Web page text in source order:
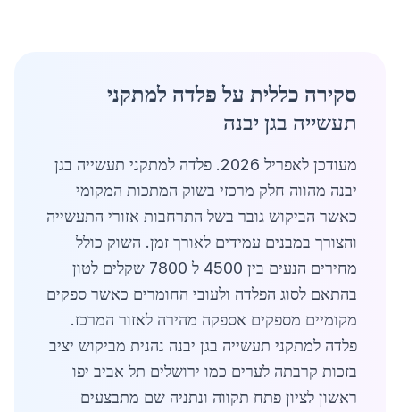
סקירה כללית על פלדה למתקני
תעשייה בגן יבנה
מעודכן לאפריל 2026. פלדה למתקני תעשייה בגן
יבנה מהווה חלק מרכזי בשוק המתכות המקומי
כאשר הביקוש גובר בשל התרחבות אזורי התעשייה
והצורך במבנים עמידים לאורך זמן. השוק כולל
מחירים הנעים בין 4500 ל 7800 שקלים לטון
בהתאם לסוג הפלדה ולעובי החומרים כאשר ספקים
מקומיים מספקים אספקה מהירה לאזור המרכז.
פלדה למתקני תעשייה בגן יבנה נהנית מביקוש יציב
בזכות קרבתה לערים כמו ירושלים תל אביב יפו
ראשון לציון פתח תקווה ונתניה שם מתבצעים